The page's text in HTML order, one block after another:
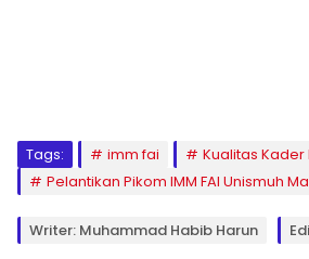
Tags: imm fai
Kualitas Kader
Pelantikan Pikom IMM FAI Unismuh
Writer: Muhammad Habib Harun